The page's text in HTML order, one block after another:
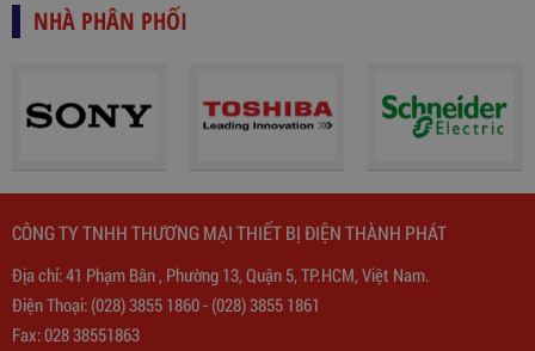
NHÀ PHÂN PHỐI
CÔNG TY TNHH THƯƠNG MẠI THIẾT BỊ ĐIỆN THÀNH PHÁT
Địa chỉ: 41 Phạm Bân , Phường 13, Quận 5, TP.HCM, Việt Nam.
Điện Thoại: (028) 3855 1860- (028) 3855 1861
Fax: 028 38551863